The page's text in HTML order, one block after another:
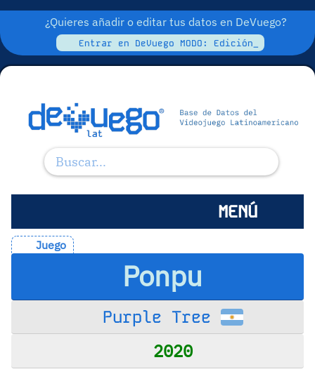
¿Quieres añadir o editar tus datos en DeVuego?
Entrar en DeVuego MODO: Edición_
MENÚ
Juego
Ponpu
Purple Tree
2020